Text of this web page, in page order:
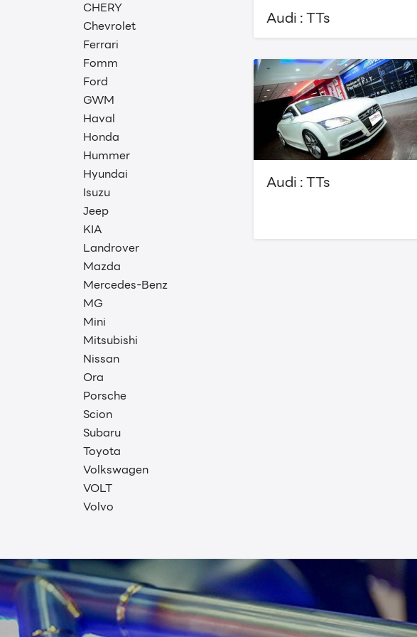
Audi : TTs
Audi : TTs
CHERY
Chevrolet
Ferrari
Fomm
Ford
GWM
Haval
Honda
Hummer
Hyundai
Isuzu
Jeep
KIA
Landrover
Mazda
Mercedes-Benz
MG
Mini
Mitsubishi
Nissan
Ora
Porsche
Scion
Subaru
Toyota
Volkswagen
VOLT
Volvo